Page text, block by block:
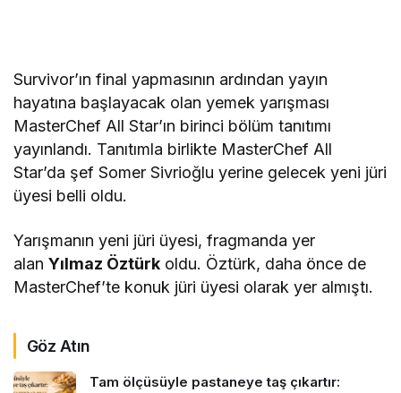
Survivor’ın final yapmasının ardından yayın
hayatına başlayacak olan yemek yarışması
MasterChef All Star’ın birinci bölüm tanıtımı
yayınlandı. Tanıtımla birlikte MasterChef All
Star’da şef Somer Sivrioğlu yerine gelecek yeni jüri
üyesi belli oldu.
Yarışmanın yeni jüri üyesi, fragmanda yer
alanYılmaz Öztürk oldu. Öztürk, daha önce de
MasterChef’te konuk jüri üyesi olarak yer almıştı.
Göz Atın
Tam ölçüsüyle pastaneye taş çıkartır: